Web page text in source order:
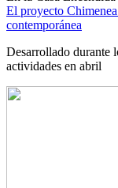
El proyecto
contemporánea
Desarrollado durante
actividades en abril